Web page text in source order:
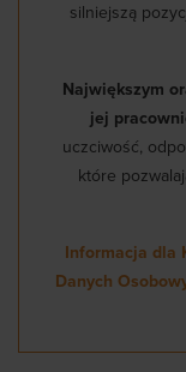
silniejszą
Największym
jej
uczciwość,
które
Informacja dla
Danych